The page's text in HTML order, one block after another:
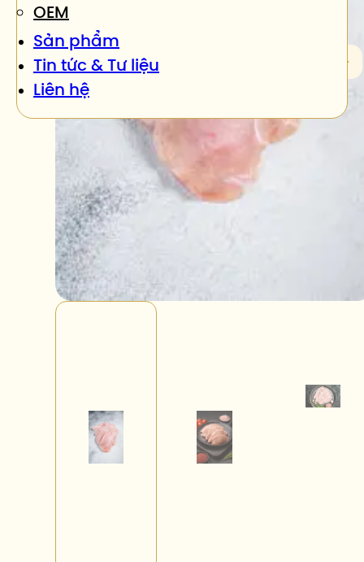
OEM
Sản phẩm
Tin tức & Tư liệu
Liên hệ